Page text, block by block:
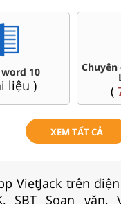
10
liệu )
Chuyên
(
XEM TẤT CẢ
VietJack trên
SBT Soạn văn,